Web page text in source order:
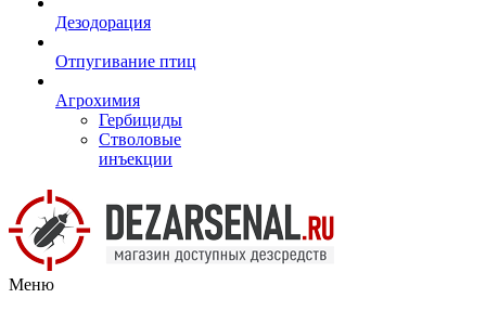
Дезодорация
Отпугивание птиц
Агрохимия
Гербициды
Стволовые
инъекции
Меню